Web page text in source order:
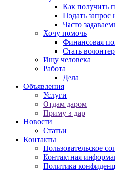
Как получить
Подать запрос
Часто
Хочу помочь
Финансовая
Стать
Ищу человека
Работа
Дела
Объявления
Услуги
Отдам даром
Приму в дар
Новости
Статьи
Контакты
Пользовательское
Контактная
Политика